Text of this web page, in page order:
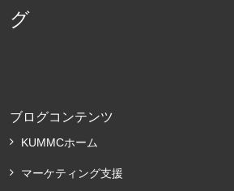
グ
ブログコンテンツ
KUMMCホーム
マーケティング支援